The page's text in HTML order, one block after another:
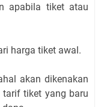
apabila tiket atau
harga tiket awal.
akan dikenakan
tiket yang baru